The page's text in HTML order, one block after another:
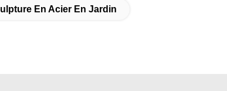
En Acier En Jardin